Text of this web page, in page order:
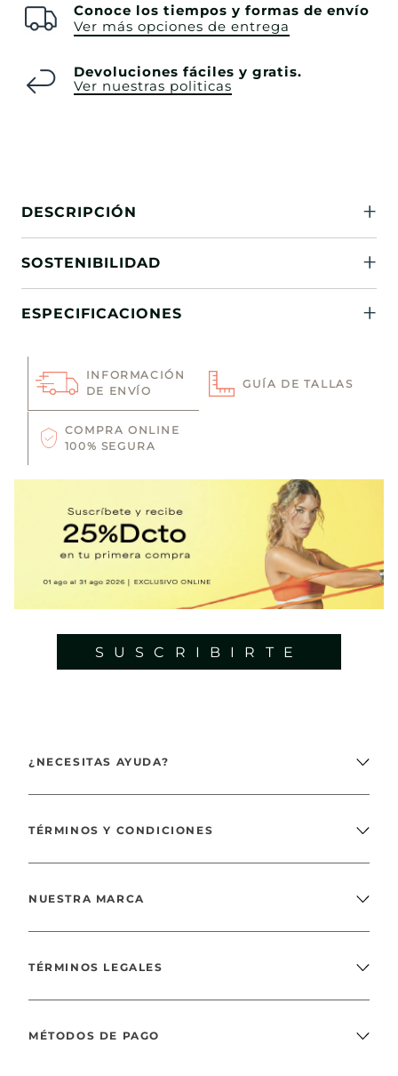
Conoce los tiempos y formas de envío
Ver más opciones de entrega
Devoluciones fáciles y gratis.
Ver nuestras politicas
DESCRIPCIÓN
SOSTENIBILIDAD
ESPECIFICACIONES
INFORMACIÓN
DE ENVÍO
GUÍA DE TALLAS
COMPRA ONLINE
100% SEGURA
SUSCRIBIRTE
¿NECESITAS AYUDA?
TÉRMINOS Y CONDICIONES
NUESTRA MARCA
TÉRMINOS LEGALES
MÉTODOS DE PAGO